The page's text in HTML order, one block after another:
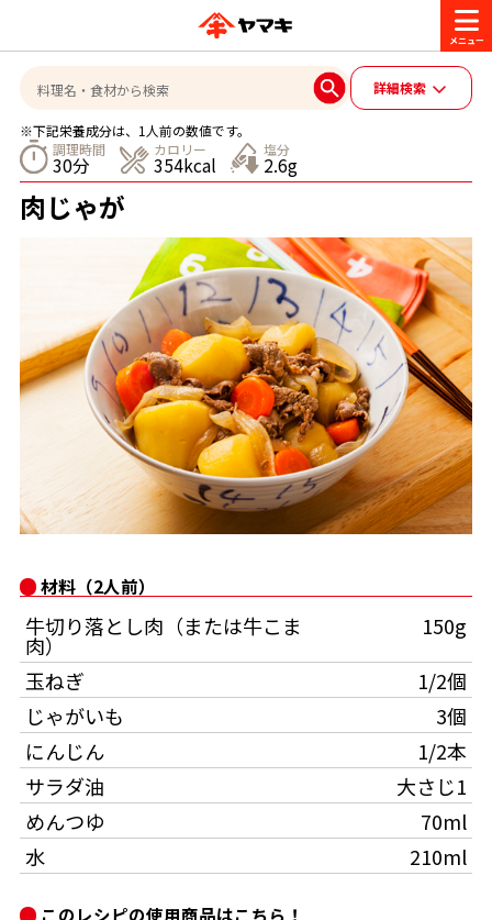
商品情報
ブランド一覧
ヤマキ『めんつゆ』 ヤマキ 割烹白だし
旨さ、別格。だし屋の鍋
レシピ
おいしいレシピを探す
おいしいレシピトップ
主食レシピ
主菜レシピ
汁物レシピ
時短レシピ
おいしいレシピを商品から探す
かつお節レシピ
めんつゆレシピ
割烹白だしレシピ
かつお節・だしを楽しむ
かつお節・だしを知る
だしの取り方
かつお節の削り方
かつお節・だしをもっと知る
ヤマキ かつお節プラス®
かつお節・だしを楽しむ
だしコミュ
CM・キャンペーン
CM
キャンペーン一覧
企業・採用情報
- 百年対話
採用情報
- ジョブリターン制
お問い合わせ
ヤマキお客様相談室
オンラインショップ
Global
詳細検索
※下記栄養成分は、1人前の数値です。
調理時間
30分
カロリー
354kcal
塩分
2.6g
肉じゃが
このレシピの使用商品はこちら！
材料（2人前）
牛切り落とし肉（または牛こま
肉）
150g
玉ねぎ
1/2個
じゃがいも
3個
にんじん
1/2本
サラダ油
大さじ1
めんつゆ
70ml
水
210ml